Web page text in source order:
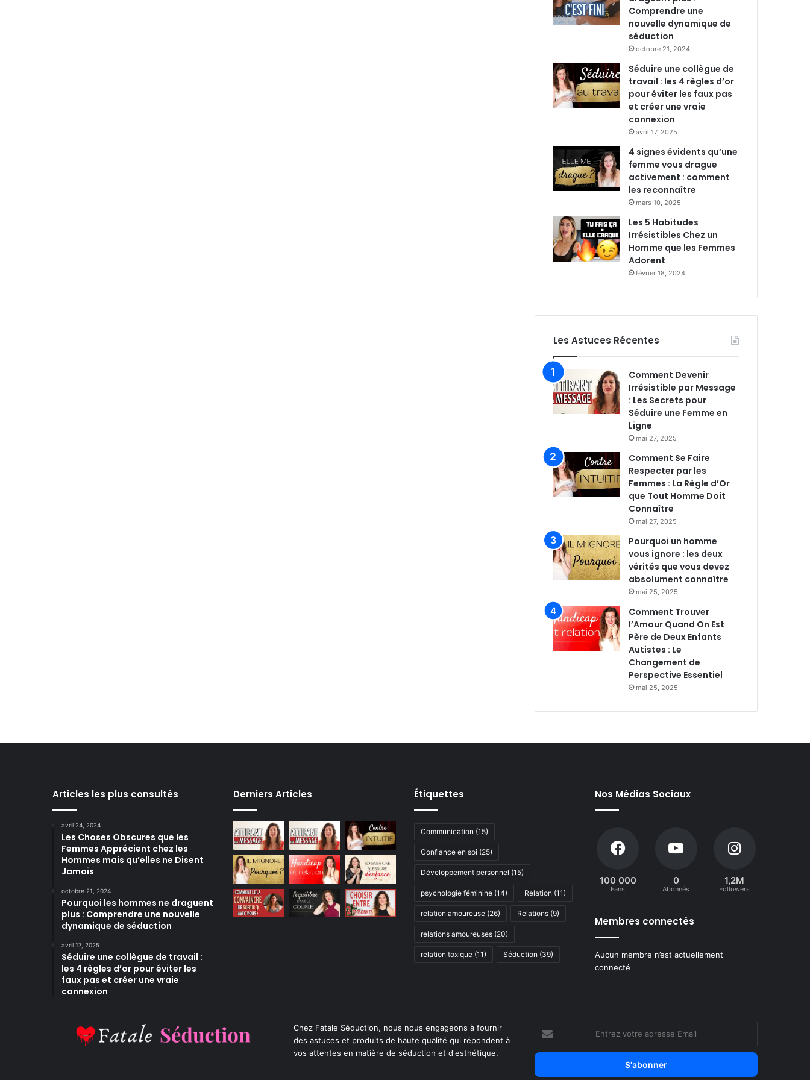
Comprendre une
nouvelle dynamique de
séduction
octobre 21, 2024
Séduire une collègue de
travail : les 4 règles d’or
pour éviter les faux pas
et créer une vraie
connexion
avril 17, 2025
4 signes évidents qu’une
femme vous drague
activement : comment
les reconnaître
mars 10, 2025
Les 5 Habitudes
Irrésistibles Chez un
Homme que les Femmes
Adorent
février 18, 2024
Les Astuces Récentes
Comment Devenir
Irrésistible par Message
: Les Secrets pour
Séduire une Femme en
Ligne
mai 27, 2025
Comment Se Faire
Respecter par les
Femmes : La Règle d’Or
que Tout Homme Doit
Connaître
mai 27, 2025
Pourquoi un homme
vous ignore : les deux
vérités que vous devez
absolument connaître
mai 25, 2025
Comment Trouver
l’Amour Quand On Est
Père de Deux Enfants
Autistes : Le
Changement de
Perspective Essentiel
mai 25, 2025
Articles les plus consultés
avril 24, 2024
Les Choses Obscures que les
Femmes Apprécient chez les
Hommes mais qu’elles ne Disent
Jamais
octobre 21, 2024
Pourquoi les hommes ne draguent
plus : Comprendre une nouvelle
dynamique de séduction
avril 17, 2025
Séduire une collègue de travail :
les 4 règles d’or pour éviter les
faux pas et créer une vraie
connexion
Derniers Articles Étiquettes
Communication (15)
Confiance en soi (25)
Développement personnel (15)
psychologie féminine (14) Relation (11)
relation amoureuse (26) Relations (9)
relations amoureuses (20)
relation toxique (11) Séduction (39)
Nos Médias Sociaux
100 000
Fans
0
Abonnés
1,2M
Followers
Membres connectés
Aucun membre n’est actuellement
connecté
Chez Fatale Séduction, nous nous engageons à fournir
des astuces et produits de haute qualité qui répondent à
vos attentes en matière de séduction et d'esthétique.
votre
adresse